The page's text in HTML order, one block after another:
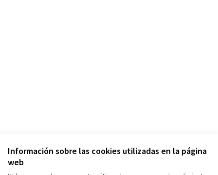
Información sobre las cookies utilizadas en la página
web